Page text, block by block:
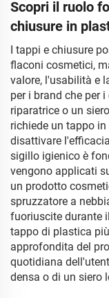
Scopri il ruolo
chiusure in
I tappi e chiusure
flaconi cosmetici,
valore, l'usabilità e
per i brand che per
riparatrice o un
richiede un tappo
disattivare
sigillo igienico è
vengono applicati
un prodotto
spruzzatore a
fuoriuscite durante
tappo di plastica
approfondita del
quotidiana
densa o di un siero